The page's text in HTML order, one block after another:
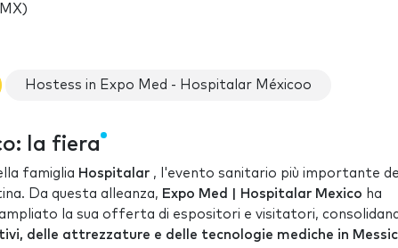
Hostess in Expo Med - Hospitalar Méxicoo
la fiera
famiglia Hospitalar , l'evento sanitario più importante
Da questa alleanza, Expo Med | Hospitalar Mexico ha
la sua offerta di espositori e visitatori,
delle attrezzature e delle tecnologie mediche in